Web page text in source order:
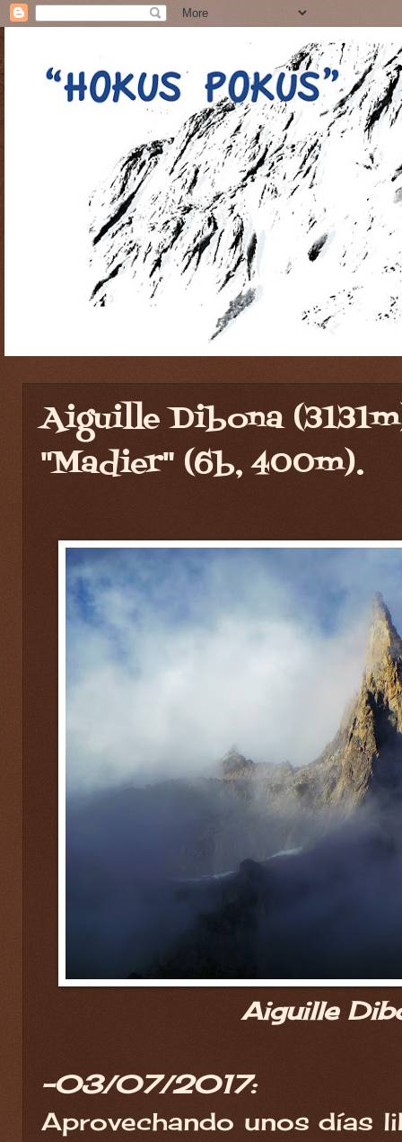
Aiguille Dibona
"Madier" (6b, 400m).
Aiguille
-03/07/2017:
Aprovechando unos días